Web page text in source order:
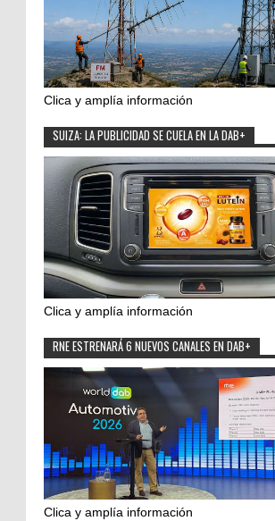
Clica y amplía información
SUIZA: LA PUBLICIDAD SE CUELA EN LA DAB+
Clica y amplía información
RNE ESTRENARÁ 6 NUEVOS CANALES EN DAB+
Clica y amplía información